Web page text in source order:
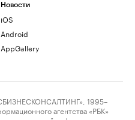
Новости
iOS
Android
AppGallery
1995–
агентства «РБК»